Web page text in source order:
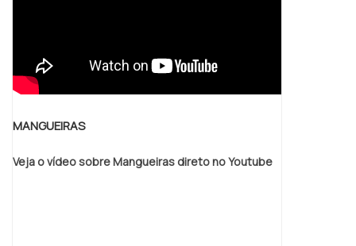
flexíveis e flanges industriais, sempre com
elevada qualidade.É reconhecida por ser
padrões possíveis por contar com
realizadas as atividades e estacionamento
MANGUEIRAS
Veja o vídeo sobre Mangueiras direto no Youtube